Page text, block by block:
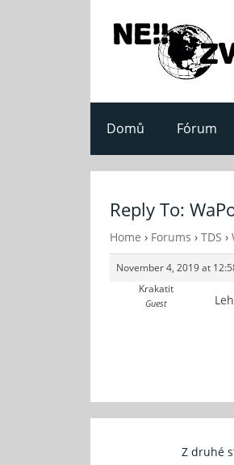
Domů Fórum
Reply To:
Home › Forums › TDS ›
November 4, 2019 at
Krakatit
Guest
Z druhé